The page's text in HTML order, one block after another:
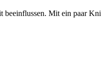
beeinflussen. Mit ein paar